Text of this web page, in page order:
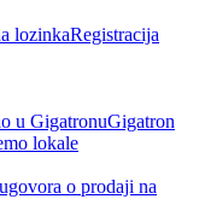
lozinkaRegistracija
u GigatronuGigatron
lokale
o prodaji na